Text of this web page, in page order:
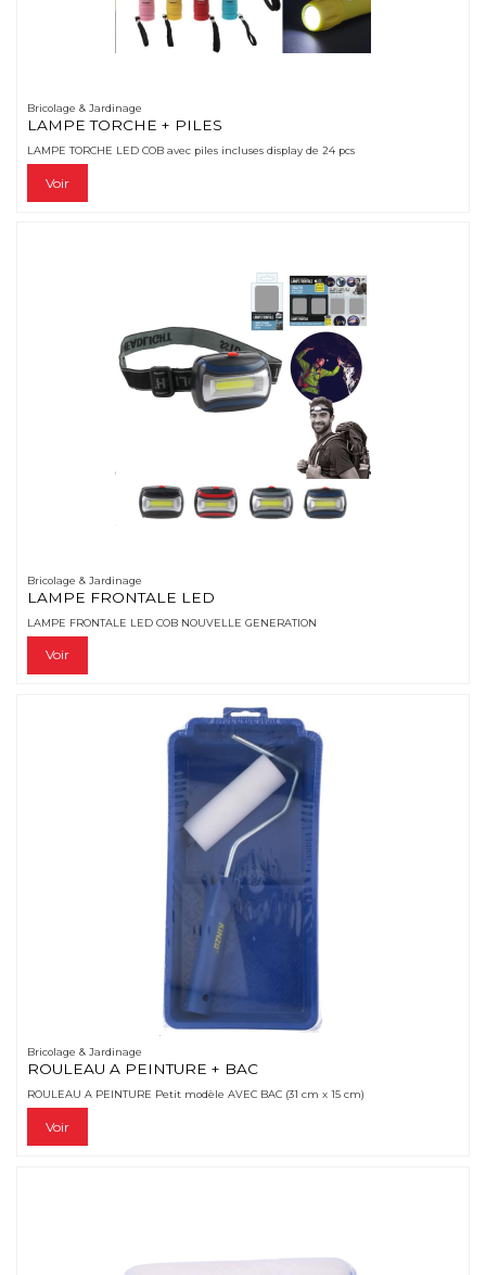
Bricolage & Jardinage
LAMPE TORCHE + PILES
LAMPE TORCHE LED COB avec piles incluses display de 24 pcs
Voir
Bricolage & Jardinage
LAMPE FRONTALE LED
LAMPE FRONTALE LED COB NOUVELLE GENERATION
Voir
Bricolage & Jardinage
ROULEAU A PEINTURE + BAC
ROULEAU A PEINTURE Petit modèle AVEC BAC (31 cm x 15 cm)
Voir